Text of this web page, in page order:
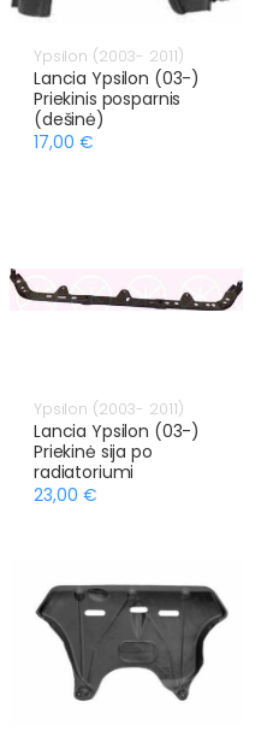
Ypsilon (2003- 2011)
Lancia Ypsilon (03-)
Priekinis posparnis
(dešinė)
17,00 €
Ypsilon (2003- 2011)
Lancia Ypsilon (03-)
Priekinė sija po
radiatoriumi
23,00 €